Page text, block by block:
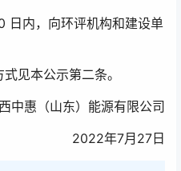
日内，向环评机构和建设单
见本公示第二条。
中惠（山东）能源有限公司
2022年7月27日